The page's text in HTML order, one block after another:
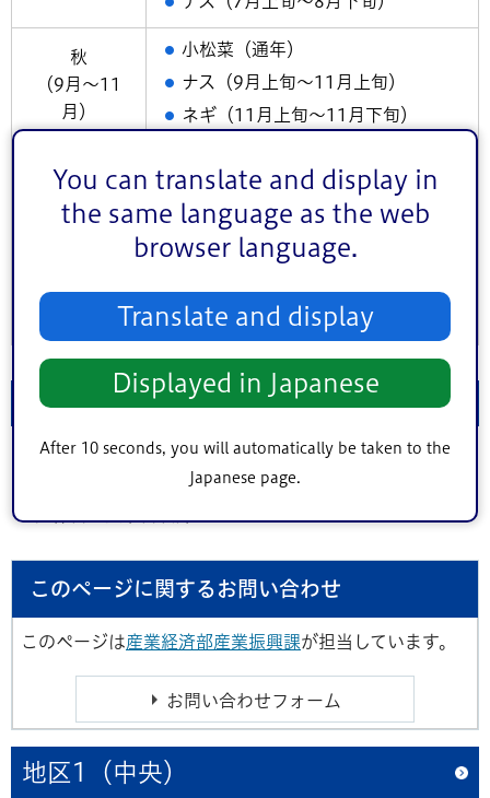
You can translate and display in
the same language as the web
browser language.
Translate and display
Displayed in Japanese
After 10 seconds, you will automatically be taken to the
Japanese page.
秋
（9月～11
月）
小松菜（通年）
ナス（9月上旬～11月上旬）
ネギ（11月上旬～11月下旬）
冬
ネギ（12月下旬～2月下旬）
大根（12月上旬～1月下旬）
キャベツ（12月下旬～1月下旬）
ブロッコリー（12月下旬～2月下
旬）
販売情報
販売時間：土曜日午前9時35分～売り切れまで 収穫時
このページに関するお問い合わせ
このページは産業経済部産業振興課が担当しています。
地区1（中央）